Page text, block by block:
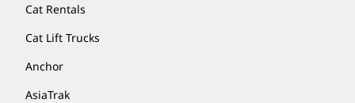
Cat Rentals
Cat Lift Trucks
Anchor
AsiaTrak